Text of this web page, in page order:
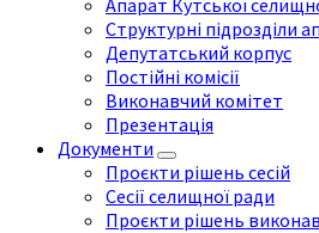
Апарат Кутської
Структурні підрозділи
Депутатський корпус
Постійні комісії
Виконавчий комітет
Презентація
Документи
Проєкти рішень сесій
Сесії селищної ради
Проєкти рішень